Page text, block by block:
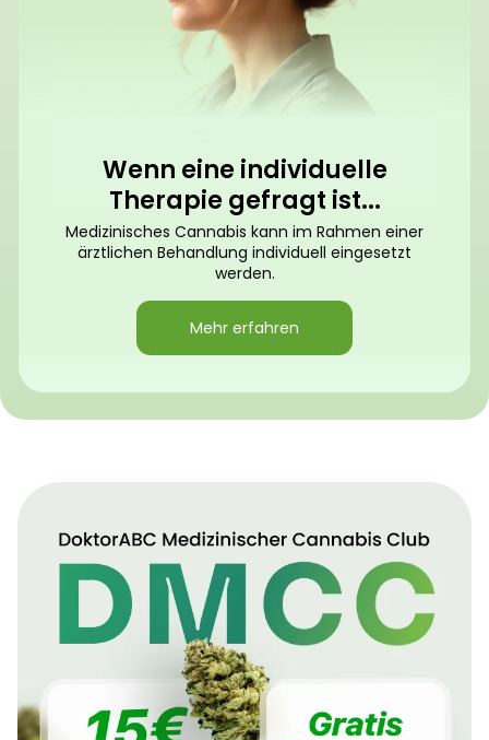
Wenn eine individuelle
Therapie gefragt ist...
Medizinisches Cannabis kann im Rahmen einer
ärztlichen Behandlung individuell eingesetzt
werden.
Mehr erfahren